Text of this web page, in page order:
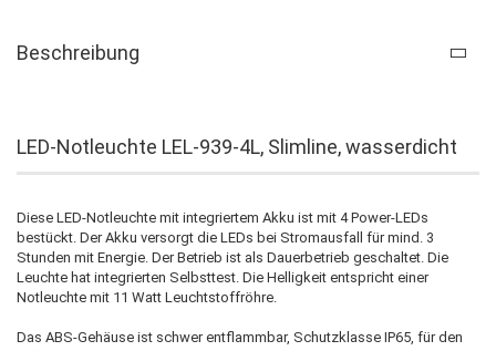
Beschreibung
LED-Notleuchte LEL-939-4L, Slimline, wasserdicht
Diese LED-Notleuchte mit integriertem Akku ist mit 4 Power-LEDs
bestückt. Der Akku versorgt die LEDs bei Stromausfall für mind. 3
Stunden mit Energie. Der Betrieb ist als Dauerbetrieb geschaltet. Die
Leuchte hat integrierten Selbsttest. Die Helligkeit entspricht einer
Notleuchte mit 11 Watt Leuchtstoffröhre.
Das ABS-Gehäuse ist schwer entflammbar, Schutzklasse IP65, für den